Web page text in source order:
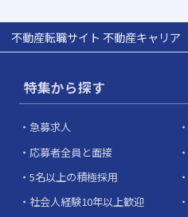
不動産転職サイト 不動産キャリア
特集から探す
急募求人
応募者全員と面接
5名以上の積極採用
社会人経験10年以上歓迎